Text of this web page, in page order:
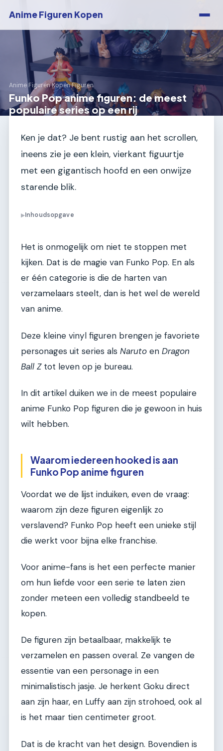
Anime Figuren Kopen
Anime Figuren Kopen›Figuren
Funko Pop anime figuren: de meest
populaire series op een rij
Ken je dat? Je bent rustig aan het scrollen,
ineens zie je een klein, vierkant figuurtje
met een gigantisch hoofd en een onwijze
starende blik.
▶Inhoudsopgave
Het is onmogelijk om niet te stoppen met
kijken. Dat is de magie van Funko Pop. En als
er één categorie is die de harten van
verzamelaars steelt, dan is het wel de wereld
van anime.
Deze kleine vinyl figuren brengen je favoriete
personages uit series als Naruto en Dragon
Ball Ztot leven op je bureau.
In dit artikel duiken we in de meest populaire
anime Funko Pop figuren die je gewoon in huis
wilt hebben.
Waarom iedereen hooked is aan
Funko Pop anime figuren
Voordat we de lijst induiken, even de vraag:
waarom zijn deze figuren eigenlijk zo
verslavend? Funko Pop heeft een unieke stijl
die werkt voor bijna elke franchise.
Voor anime-fans is het een perfecte manier
om hun liefde voor een serie te laten zien
zonder meteen een volledig standbeeld te
kopen.
De figuren zijn betaalbaar, makkelijk te
verzamelen en passen overal. Ze vangen de
essentie van een personage in een
minimalistisch jasje. Je herkent Goku direct
aan zijn haar, en Luffy aan zijn strohoed, ook al
is het maar tien centimeter groot.
Dat is de kracht van het design. Bovendien is